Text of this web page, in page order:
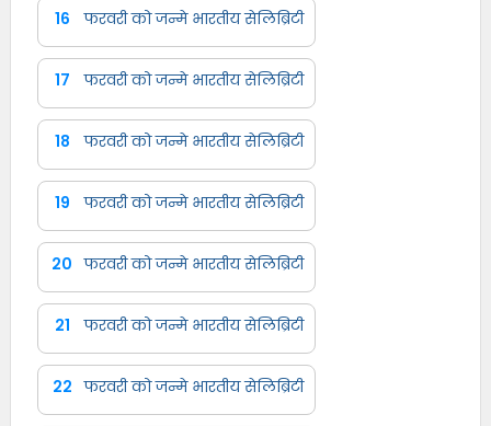
16 फरवरी को जन्मे भारतीय सेलिब्रिटी
17 फरवरी को जन्मे भारतीय सेलिब्रिटी
18 फरवरी को जन्मे भारतीय सेलिब्रिटी
19 फरवरी को जन्मे भारतीय सेलिब्रिटी
20 फरवरी को जन्मे भारतीय सेलिब्रिटी
21 फरवरी को जन्मे भारतीय सेलिब्रिटी
22 फरवरी को जन्मे भारतीय सेलिब्रिटी